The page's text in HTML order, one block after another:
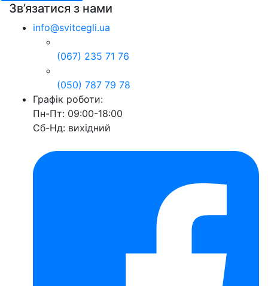
Зв’язатися з нами
info@svitcegli.ua
(067) 235 71 76
(050) 787 79 78
Графік роботи:
Пн-Пт: 09:00-18:00
Сб-Нд: вихідний